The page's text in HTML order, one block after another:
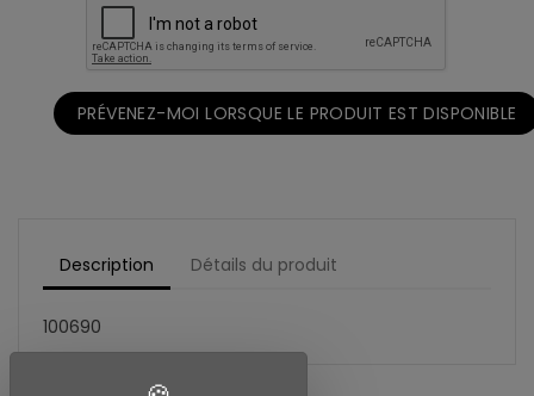
PRÉVENEZ-MOI LORSQUE LE PRODUIT EST DISPONIBLE
Description Détails du produit
100690